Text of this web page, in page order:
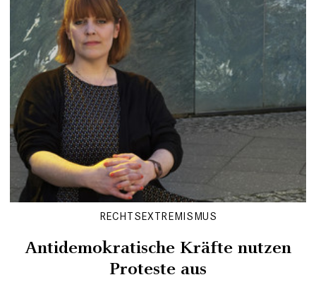
RECHTSEXTREMISMUS
Antidemokratische Kräfte nutzen
Proteste aus